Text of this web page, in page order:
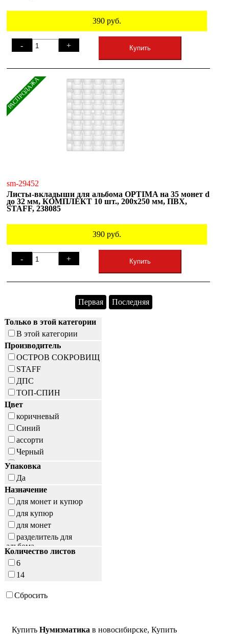
390 руб.
- + Купить
РАСПРОДАЖА
sm-29452
Листы-вкладыши для альбома OPTIMA на 35 монет d
до 32 мм, КОМПЛЕКТ 10 шт., 200х250 мм, ПВХ,
STAFF, 238085
390 руб.
- + Купить
Первая Последняя
Только в этой категории
В этой категории
Производитель
ОСТРОВ СОКРОВИЩ
STAFF
ДПС
ТОП-СПИН
Цвет
коричневый
Синий
ассорти
Черный
прозрачный
Упаковка
Да
Назначение
для монет и купюр
для купюр
для монет
разделитель для
альбома
Количество листов
6
14
Сбросить
Купить Нумизматика в новосибирске, Купить